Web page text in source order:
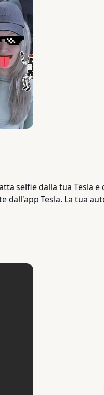
selfie dalla tua Tesla
Tesla. La tua